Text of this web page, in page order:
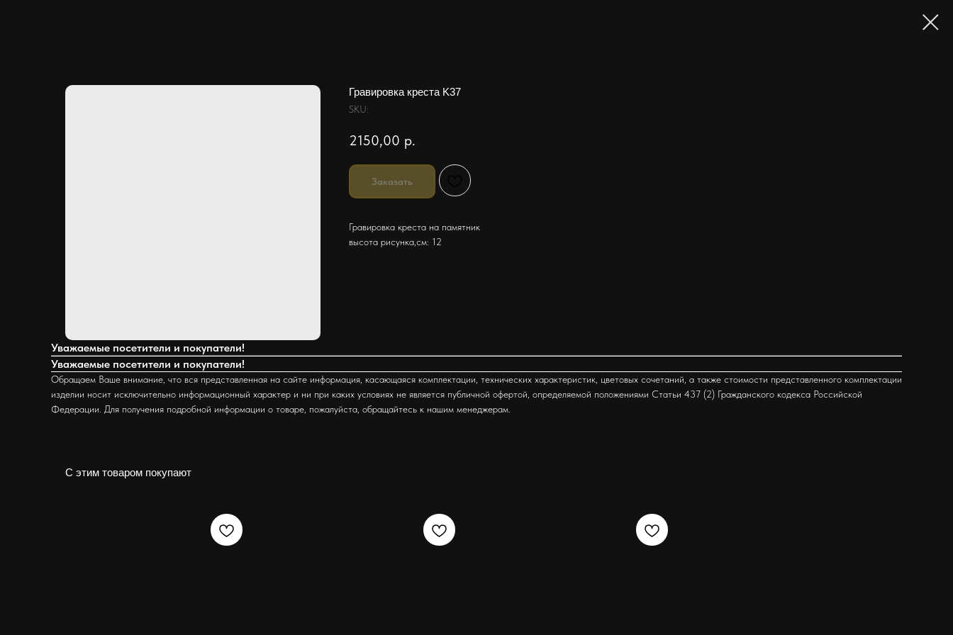
Гравировка креста K37
SKU:
2150,00 р.
Заказать
Гравировка креста на памятник
высота рисунка,см: 12
Уважаемые посетители и покупатели!
Уважаемые посетители и покупатели!
Обращаем Ваше внимание, что вся представленная на сайте информация, касающаяся комплектации, технических характеристик, цветовых сочетаний, а также стоимости представленного комплектации
изделии носит исключительно информационный характер и ни при каких условиях не является публичной офертой, определяемой положениями Статьи 437 (2) Гражданского кодекса Российской
Федерации. Для получения подробной информации о товаре, пожалуйста, обращайтесь к нашим менеджерам.
С этим товаром покупают